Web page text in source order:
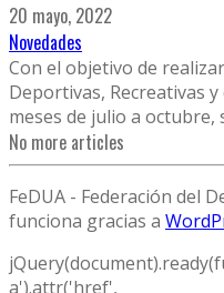
20 mayo, 2022
Novedades
Con el objetivo de
Deportivas, Recreativas
meses de julio a octubre,
No more articles
FeDUA - Federación del
funciona gracias a
a').attr('href',